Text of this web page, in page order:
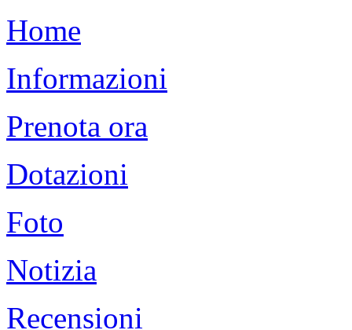
Home
Informazioni
Prenota ora
Dotazioni
Foto
Notizia
Recensioni